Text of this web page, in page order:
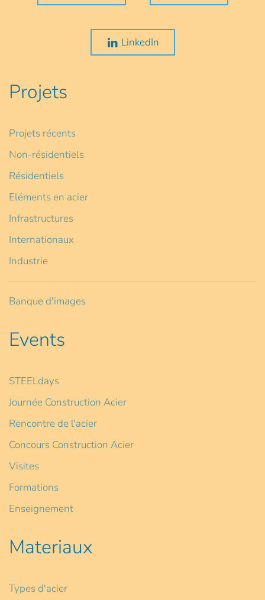
LinkedIn
Projets
Projets récents
Non-résidentiels
Résidentiels
Eléments en acier
Infrastructures
Internationaux
Industrie
Banque d'images
Events
STEELdays
Journée Construction Acier
Rencontre de l'acier
Concours Construction Acier
Visites
Formations
Enseignement
Materiaux
Types d'acier